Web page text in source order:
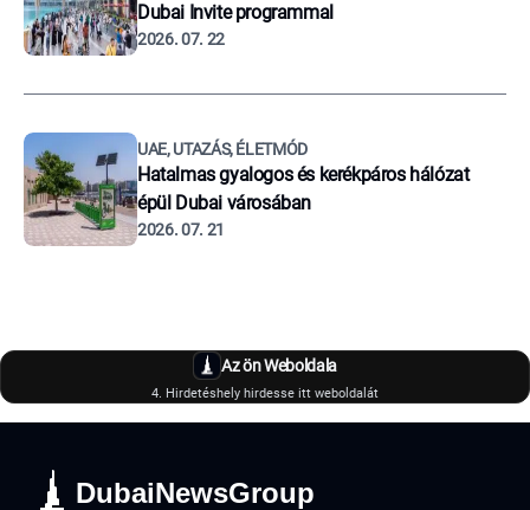
Dubai Invite programmal
2026. 07. 22
UAE, UTAZÁS, ÉLETMÓD
Hatalmas gyalogos és kerékpáros hálózat
épül Dubai városában
2026. 07. 21
Az ön Weboldala
4. Hirdetéshely hirdesse itt weboldalát
DubaiNewsGroup